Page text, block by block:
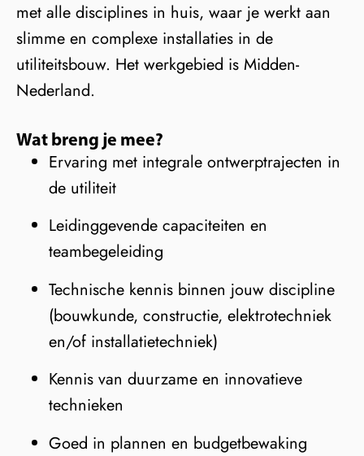
met alle disciplines in huis, waar je werkt aan
slimme en complexe installaties in de
utiliteitsbouw. Het werkgebied is Midden-
Nederland.
Wat breng je mee?
Ervaring met integrale ontwerptrajecten in
de utiliteit
Leidinggevende capaciteiten en
teambegeleiding
Technische kennis binnen jouw discipline
(bouwkunde, constructie, elektrotechniek
en/of installatietechniek)
Kennis van duurzame en innovatieve
technieken
Goed in plannen en budgetbewaking